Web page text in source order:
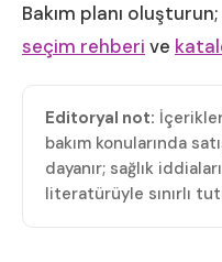
Bakım planı
seçim rehberi ve
Editoryal not:
bakım konularında
dayanır; sağlık
literatürüyle sınırlı